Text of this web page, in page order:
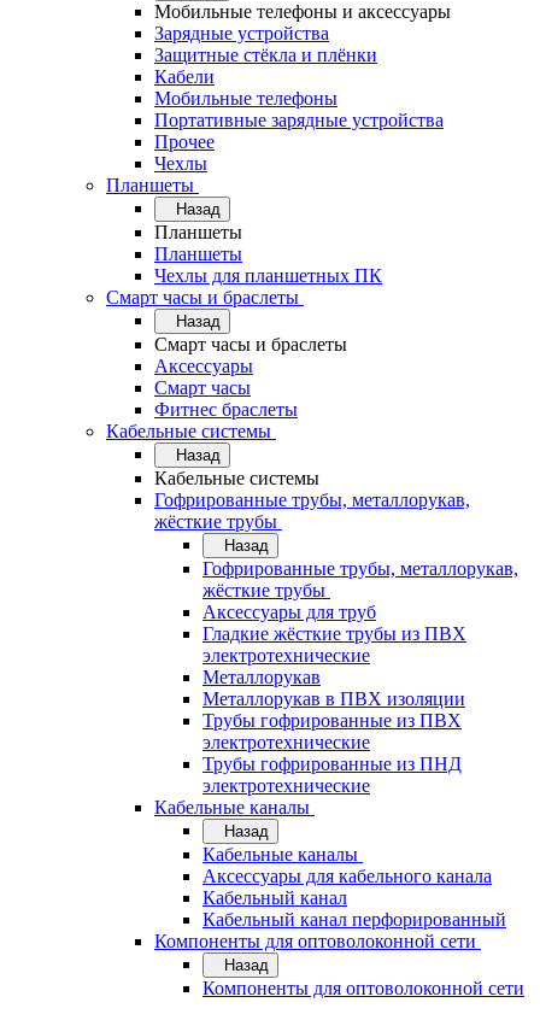
Мобильные телефоны и аксессуары
Зарядные устройства
Защитные стёкла и плёнки
Кабели
Мобильные телефоны
Портативные зарядные устройства
Прочее
Чехлы
Планшеты
Назад
Планшеты
Планшеты
Чехлы для планшетных ПК
Смарт часы и браслеты
Назад
Смарт часы и браслеты
Аксессуары
Смарт часы
Фитнес браслеты
Кабельные системы
Назад
Кабельные системы
Гофрированные трубы, металлорукав,
жёсткие трубы
Назад
Гофрированные трубы, металлорукав,
жёсткие трубы
Аксессуары для труб
Гладкие жёсткие трубы из ПВХ
электротехнические
Металлорукав
Металлорукав в ПВХ изоляции
Трубы гофрированные из ПВХ
электротехнические
Трубы гофрированные из ПНД
электротехнические
Кабельные каналы
Назад
Кабельные каналы
Аксессуары для кабельного канала
Кабельный канал
Кабельный канал перфорированный
Компоненты для оптоволоконной сети
Назад
Компоненты для оптоволоконной сети